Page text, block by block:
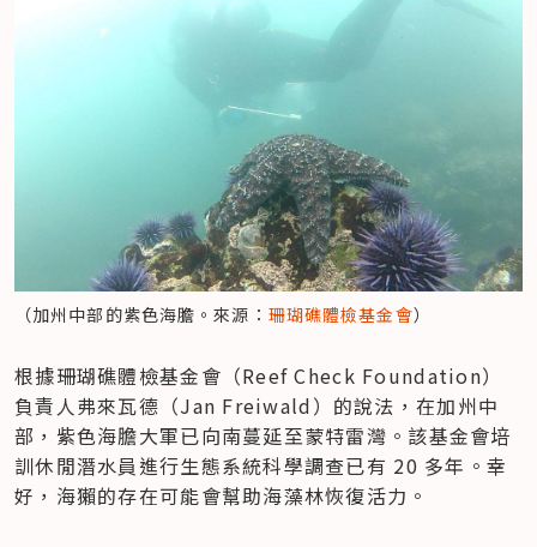
（加州中部的紫色海膽。來源： 珊瑚礁體檢基金會）
根據珊瑚礁體檢基金會（Reef Check Foundation）
負責人弗來瓦德（Jan Freiwald）的說法，在加州中
部，紫色海膽大軍已向南蔓延至蒙特雷灣。該基金會培
訓休閒潛水員進行生態系統科學調查已有 20 多年。幸
好，海獺的存在可能會幫助海藻林恢復活力。